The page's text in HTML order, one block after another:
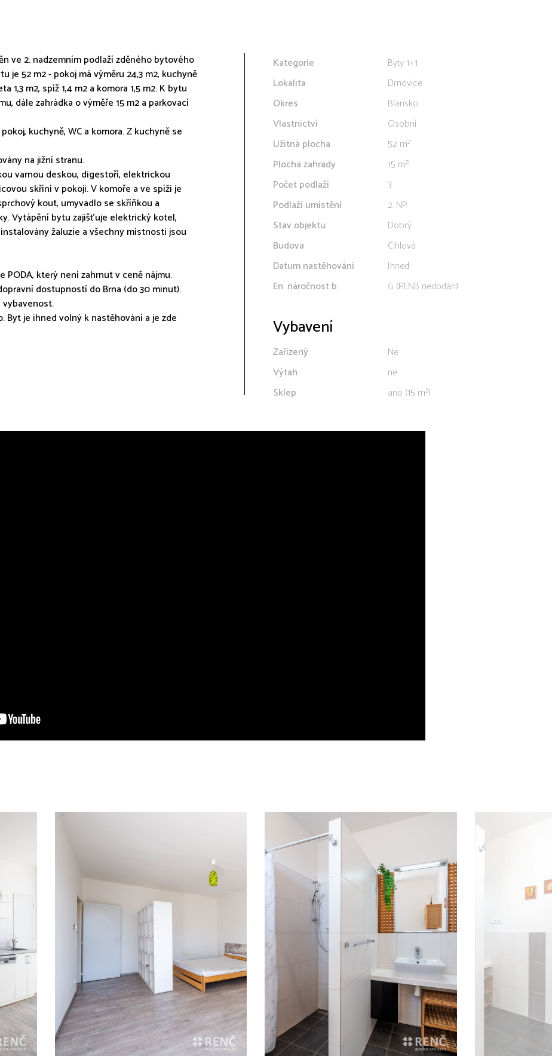
ve 2. nadzemním podlaží zděného bytového
je 52 m2 - pokoj má výměru 24,3 m2, kuchyně
1,3 m2, spíž 1,4 m2 a komora 1,5 m2. K bytu
dále zahrádka o výměře 15 m2 a parkovací
kuchyně, WC a komora. Z kuchyně se
na jižní stranu.
varnou deskou, digestoří, elektrickou
skříní v pokoji. V komoře a ve spíži je
kout, umyvadlo se skříňkou a
Vytápění bytu zajišťuje elektrický kotel,
žaluzie a všechny místnosti jsou
který není zahrnut v ceně nájmu.
dostupností do Brna (do 30 minut).
Byt je ihned volný k nastěhování a je zde
Kategorie
Byty 1+1
Lokalita
Drnovice
Okres
Blansko
Vlastnictví
Osobní
Užitná plocha
52 m²
Plocha zahrady
15 m²
Počet podlaží
3
Podlaží umístění
2. NP
Stav objektu
Dobrý
Budova
Cihlová
Datum nastěhování
Ihned
En. náročnost b.
G (PENB nedodán)
Vybavení
Zařízený
Ne
Výtah
ne
Sklep
ano (15 m²)